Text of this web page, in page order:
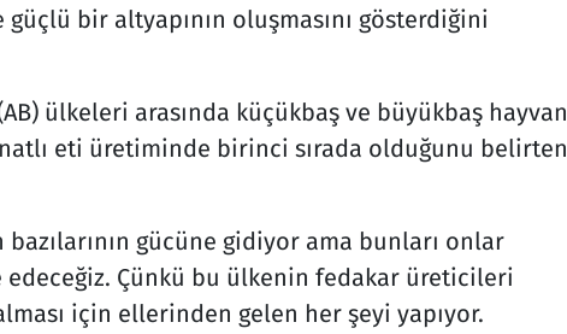
bir altyapının oluşmasını gösterdiğini
ülkeleri arasında küçükbaş ve büyükbaş hayvan
eti üretiminde birinci sırada olduğunu belirten
gücüne gidiyor ama bunları onlar
Çünkü bu ülkenin fedakar üreticileri
için ellerinden gelen her şeyi yapıyor.